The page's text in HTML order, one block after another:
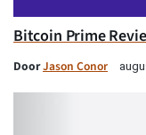
Bitcoin Prime
DoorJason Conor